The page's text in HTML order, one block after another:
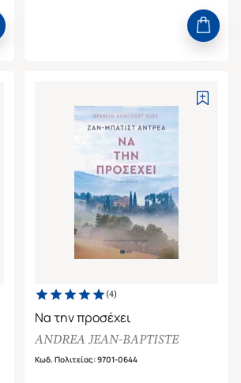
(4)
Να την προσέχει
ANDREA JEAN-BAPTISTE
Κωδ. Πολιτείας:9701-0644